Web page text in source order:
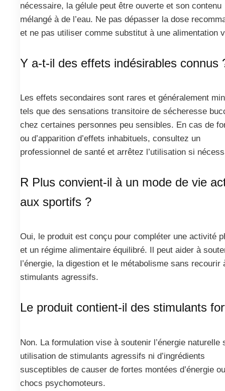
nécessaire, la gélule peut être ouverte et son contenu
mélangé à de l’eau. Ne pas dépasser la dose
et ne pas utiliser comme substitut à une alimentation
Y a-t-il des effets indésirables connus
Les effets secondaires sont rares et généralement
tels que des sensations transitoire de sécheresse
chez certaines personnes peu sensibles. En cas de
ou d’apparition d’effets inhabituels, consultez un
professionnel de santé et arrêtez l’utilisation si
R Plus convient-il à un mode de vie
aux sportifs ?
Oui, le produit est conçu pour compléter une activité
et un régime alimentaire équilibré. Il peut aider à
l’énergie, la digestion et le métabolisme sans recourir
stimulants agressifs.
Le produit contient-il des stimulants
Non. La formulation vise à soutenir l’énergie naturelle
utilisation de stimulants agressifs ni d’ingrédients
susceptibles de causer de fortes montées d’énergie
chocs psychomoteurs.